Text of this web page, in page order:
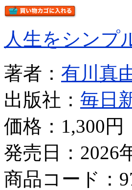
人生をシンプ
著者： 有川真
出版社： 毎日
価格： 1,300円
発売日：2026
商品コード：